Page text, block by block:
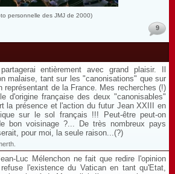
personnelle des JMJ de 2000)
9
entièrement avec grand plaisir. Il
malaise, tant sur les "canonisations" que sur
représentant de la France. Mes recherches (!)
d'origine française des deux "canonisables"
la présence et l'action du futur Jean XXIII en
sur le sol français !!! Peut-être peut-on
bon voisinage ?... De très nombreux pays
pour moi, la seule raison...(?)
Luc Mélenchon ne fait que redire l'opinion
l'existence du Vatican en tant qu'Etat,